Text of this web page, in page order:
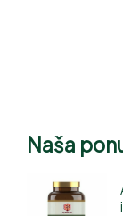
Naša